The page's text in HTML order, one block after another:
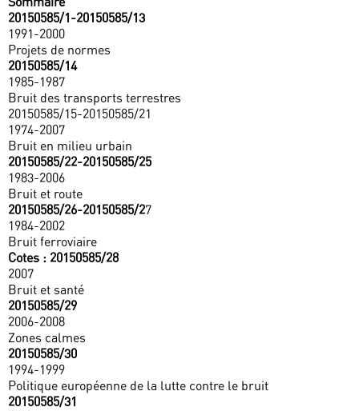
20150585/1-20150585/13
1991-2000
Projets de normes
20150585/14
1985-1987
Bruit des transports terrestres
20150585/15-20150585/21
1974-2007
Bruit en milieu urbain
20150585/22-20150585/25
1983-2006
Bruit et route
20150585/26-20150585/27
1984-2002
Bruit ferroviaire
Cotes : 20150585/28
2007
Bruit et santé
20150585/29
2006-2008
Zones calmes
20150585/30
1994-1999
Politique européenne de la lutte contre le bruit
20150585/31